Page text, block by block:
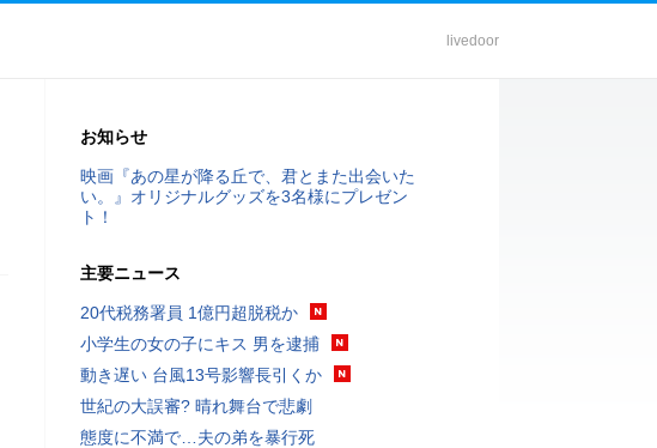
livedoor
お知らせ
映画『あの星が降る丘で、君とまた出会いた
い。』オリジナルグッズを3名様にプレゼン
ト！
主要ニュース
20代税務署員 1億円超脱税か
小学生の女の子にキス 男を逮捕
動き遅い 台風13号影響長引くか
世紀の大誤審? 晴れ舞台で悲劇
態度に不満で…夫の弟を暴行死